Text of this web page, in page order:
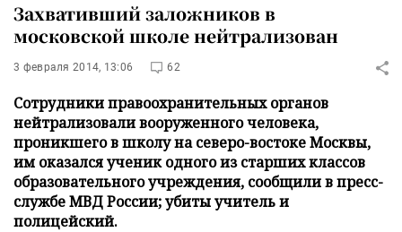
Захвативший заложников в
московской школе нейтрализован
3 февраля 2014, 13:06 62
Сотрудники правоохранительных органов
нейтрализовали вооруженного человека,
проникшего в школу на северо-востоке Москвы,
им оказался ученик одного из старших классов
образовательного учреждения, сообщили в пресс-
службе МВД России; убиты учитель и
полицейский.